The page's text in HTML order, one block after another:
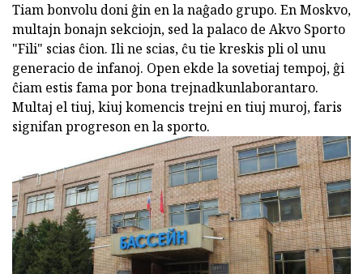
Tiam bonvolu doni ĝin en la naĝado grupo. En Moskvo,
multajn bonajn sekciojn, sed la palaco de Akvo Sporto
"Fili" scias ĉion. Ili ne scias, ĉu tie kreskis pli ol unu
generacio de infanoj. Open ekde la sovetiaj tempoj, ĝi
ĉiam estis fama por bona trejnadkunlaborantaro.
Multaj el tiuj, kiuj komencis trejni en tiuj muroj, faris
signifan progreson en la sporto.